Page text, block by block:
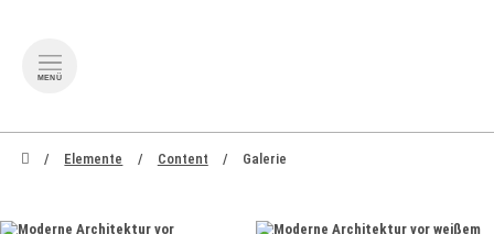
MENÜ
zum Inhalt springen
Elemente Content Galerie